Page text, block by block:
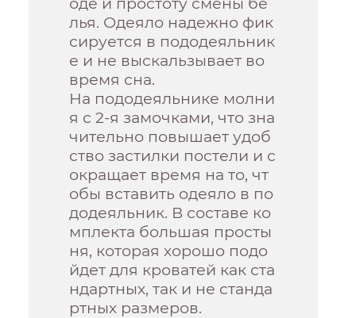
лья. Одеяло надежно фик
сируется в пододеяльник
е и не выскальзывает во
время сна.
На пододеяльнике молни
я с 2-я замочками, что зна
чительно повышает удоб
ство застилки постели и с
окращает время на то, чт
обы вставить одеяло в по
додеяльник. В составе ко
мплекта большая просты
ня, которая хорошо подо
йдет для кроватей как ста
ндартных, так и не станда
ртных размеров.